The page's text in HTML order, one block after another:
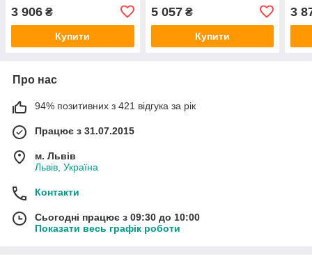
3 906 ₴
Купити
5 057₴
Купити
3
Про нас
94% позитивних з 421 відгука за рік
Працює з 31.07.2015
м. Львів
Львів, Україна
Контакти
Сьогодні працює з 09:30 до 10:00
Показати весь графік роботи